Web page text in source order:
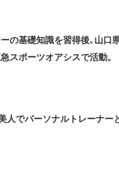
の基礎知識を習得後､山口
スポーツオアシスで活動。
人でパーソナルトレーナー